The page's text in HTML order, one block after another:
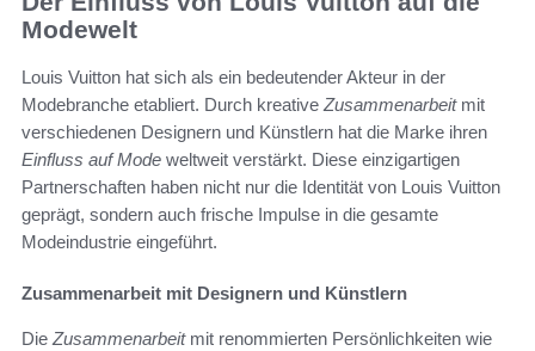
Modewelt
Louis Vuitton hat sich als ein bedeutender Akteur in der
Modebranche etabliert. Durch kreative Zusammenarbeitmit
verschiedenen Designern und Künstlern hat die Marke ihren
Einfluss auf Mode weltweit verstärkt. Diese einzigartigen
Partnerschaften haben nicht nur die Identität von Louis Vuitton
geprägt, sondern auch frische Impulse in die gesamte
Modeindustrie eingeführt.
Zusammenarbeit mit Designern und Künstlern
Die Zusammenarbeitmit renommierten Persönlichkeiten wie